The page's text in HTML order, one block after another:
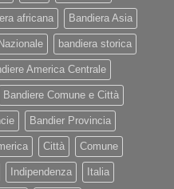
africana Bandiera Asia
bandiera storica
America Centrale
Bandiere Comune e Città
Bandier Provincia
Città Comune
Indipendenza Italia